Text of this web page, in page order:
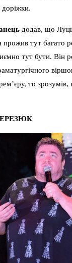
доріжки.
додав, що
прожив тут багато
тут бути. Він
то